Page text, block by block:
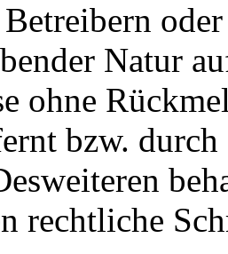
Natur
ohne
bzw.
rechtliche